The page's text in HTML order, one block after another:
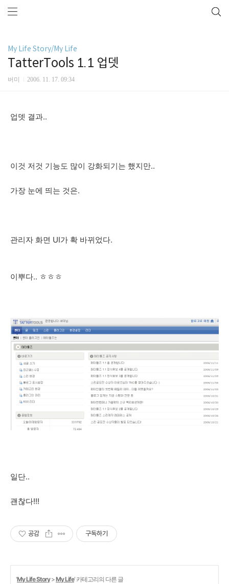
My Life Story/My Life
TatterTools 1.1 업뎃
버미 2006. 11. 17. 09:34
업뎃 결과..
이것 저것 기능도 많이 강화되기는 했지만..
가장 눈에 띄는 것은.
관리자 화면 UI가 확 바뀌었다.
이뿌다.. ㅎㅎㅎ
일단..
괜찮다!!!
공감 구독하기
'My Life Story>My Life' 카테고리의 다른 글